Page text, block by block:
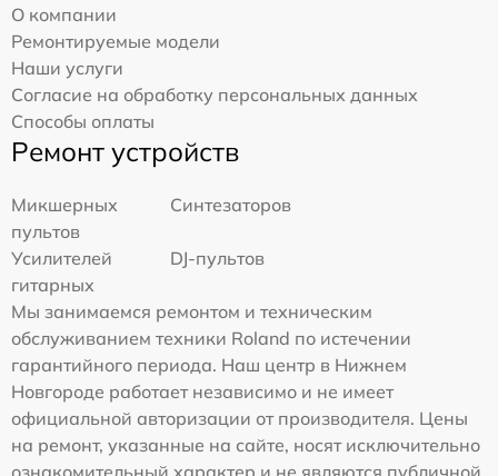
О компании
Ремонтируемые модели
Наши услуги
Согласие на обработку персональных данных
Способы оплаты
Ремонт устройств
Микшерных
пультов
Синтезаторов
Усилителей
гитарных
DJ-пультов
Мы занимаемся ремонтом и техническим
обслуживанием техники Roland по истечении
гарантийного периода. Наш центр в Нижнем
Новгороде работает независимо и не имеет
официальной авторизации от производителя. Цены
на ремонт, указанные на сайте, носят исключительно
ознакомительный характер и не являются публичной